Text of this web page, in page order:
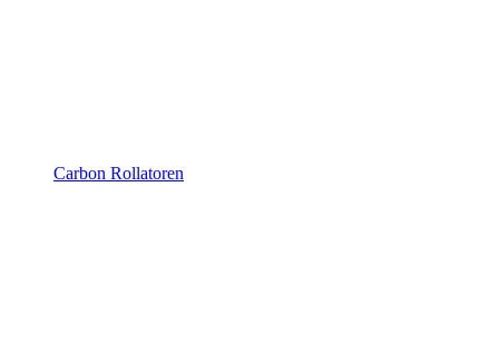
Carbon Rollatoren